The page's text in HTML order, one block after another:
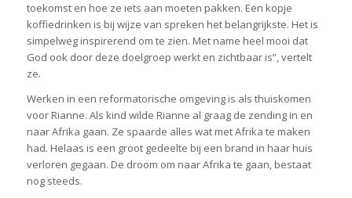
toekomst en hoe ze iets aan moeten pakken. Een kopje
koffiedrinken is bij wijze van spreken het belangrijkste. Het is
simpelweg inspirerend om te zien. Met name heel mooi dat
God ook door deze doelgroep werkt en zichtbaar is”, vertelt
ze.
Werken in een reformatorische omgeving is als thuiskomen
voor Rianne. Als kind wilde Rianne al graag de zending in en
naar Afrika gaan. Ze spaarde alles wat met Afrika te maken
had. Helaas is een groot gedeelte bij een brand in haar huis
verloren gegaan. De droom om naar Afrika te gaan, bestaat
nog steeds.